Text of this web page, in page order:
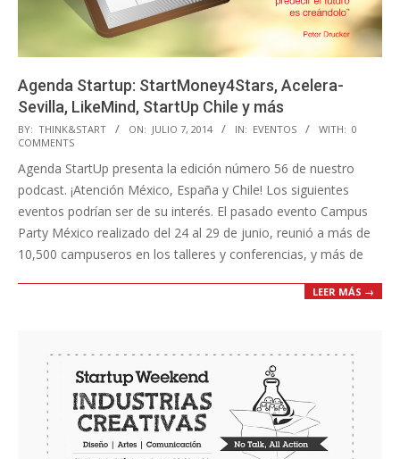
Agenda Startup: StartMoney4Stars, Acelera-
Sevilla, LikeMind, StartUp Chile y más
2014-
07-
07
BY: THINK&START ON: JULIO 7, 2014 IN: EVENTOS WITH: 0
COMMENTS
Agenda StartUp presenta la edición número 56 de nuestro
podcast. ¡Atención México, España y Chile! Los siguientes
eventos podrían ser de su interés. El pasado evento Campus
Party México realizado del 24 al 29 de junio, reunió a más de
10,500 campuseros en los talleres y conferencias, y más de
LEER MÁS →